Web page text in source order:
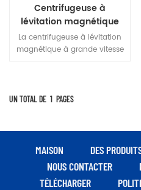
Centrifugeuse à
lévitation magnétique
haute vitesse Huada
110kw
La centrifugeuse à lévitation
magnétique à grande vitesse
respectueux de
magnétique, la technologie
de moteur à grande vitesse et
flux tridimensionnel à haut
rendement.
UN TOTAL DE 1 PAGES
MAISON DES
NOUS CONTACTER
TÉLÉCHARGER